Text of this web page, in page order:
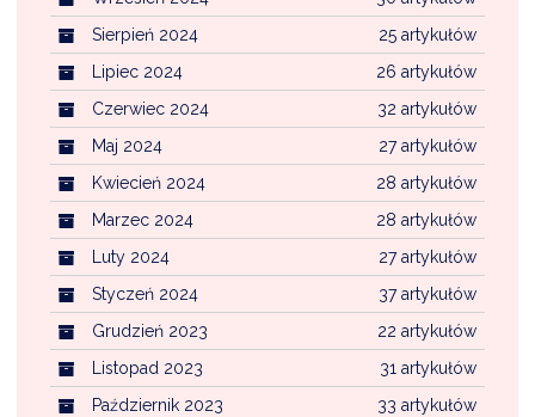
25 artykułów
Sierpień 2024
26 artykułów
Lipiec 2024
32 artykułów
Czerwiec 2024
27 artykułów
Maj 2024
28 artykułów
Kwiecień 2024
28 artykułów
Marzec 2024
27 artykułów
Luty 2024
37 artykułów
Styczeń 2024
22 artykułów
Grudzień 2023
31 artykułów
Listopad 2023
33 artykułów
Październik 2023